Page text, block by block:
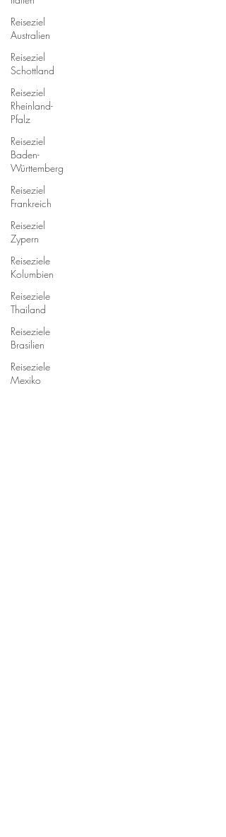
Reiseziel
Australien
Reiseziel
Schottland
Reiseziel
Rheinland-
Pfalz
Reiseziel
Baden-
Württemberg
Reiseziel
Frankreich
Reiseziel
Zypern
Reiseziele
Kolumbien
Reiseziele
Thailand
Reiseziele
Brasilien
Reiseziele
Mexiko